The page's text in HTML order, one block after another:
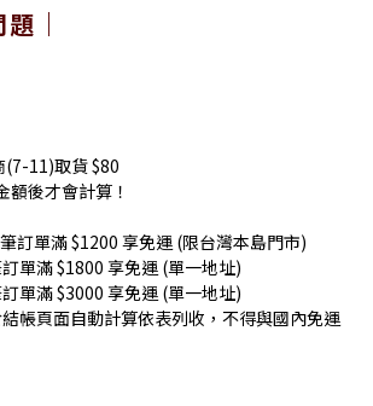
｜
(7-11)取貨 $80
後才會計算！
訂單滿 $1200 享免運 (限台灣本島門市)
單滿 $1800 享免運 (單一地址)
單滿 $3000 享免運 (單一地址)
帳頁面自動計算依表列收，不得與國內免運